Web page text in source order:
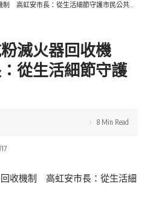
高虹安市長：從生活細節守護市民公共安全
滅火器回收機
從生活細節守護
8 Min Read